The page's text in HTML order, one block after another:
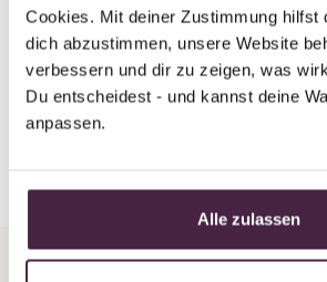
Cookies. Mit deiner Zustimmung hilfst
dich abzustimmen, unsere Website
verbessern und dir zu zeigen, was
Du entscheidest - und kannst deine
anpassen.
Alle zulassen